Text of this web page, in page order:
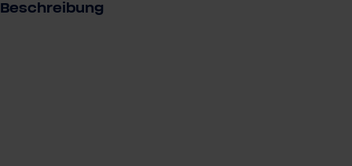
Beschreibung